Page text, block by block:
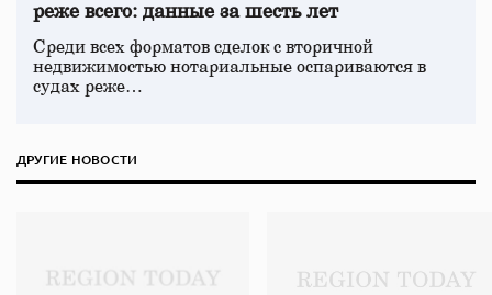
реже всего: данные за шесть лет
Среди всех форматов сделок с вторичной
недвижимостью нотариальные оспариваются в
судах реже…
ДРУГИЕ НОВОСТИ